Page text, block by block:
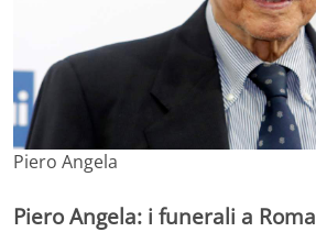
Piero Angela
Piero Angela: i funerali a Roma